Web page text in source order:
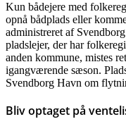
Kun bådejere med
opnå bådplads eller
administreret af
pladslejer, der har
anden kommune, mistes
igangværende sæson.
Svendborg Havn om
Bliv optaget på